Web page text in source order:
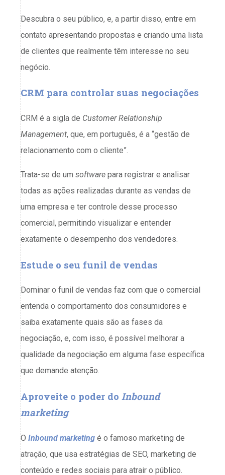
Descubra o seu público, e, a partir disso, entre em
contato apresentando propostas e criando uma lista
de clientes que realmente têm interesse no seu
negócio.
CRM para controlar suas negociações
CRM é a sigla de Customer Relationship
Management, que, em português, é a “gestão de
relacionamento com o cliente”.
Trata-se de um software para registrar e analisar
todas as ações realizadas durante as vendas de
uma empresa e ter controle desse processo
comercial, permitindo visualizar e entender
exatamente o desempenho dos vendedores.
Estude o seu funil de vendas
Dominar o funil de vendas faz com que o comercial
entenda o comportamento dos consumidores e
saiba exatamente quais são as fases da
negociação, e, com isso, é possível melhorar a
qualidade da negociação em alguma fase específica
que demande atenção.
Aproveite o poder do Inbound
marketing
O Inbound marketing é o famoso marketing de
atração, que usa estratégias de SEO, marketing de
conteúdo e redes sociais para atrair o público.